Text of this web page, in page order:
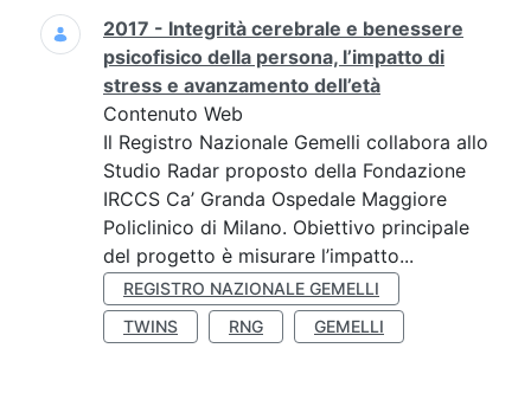
Ricerca
2017 - Integrità cerebrale e benessere
psicofisico della persona, l’impatto di
stress e avanzamento dell’età
Contenuto Web
Il Registro Nazionale Gemelli collabora allo
Studio Radar proposto della Fondazione
IRCCS Ca’ Granda Ospedale Maggiore
Policlinico di Milano. Obiettivo principale
del progetto è misurare l’impatto...
REGISTRO NAZIONALE GEMELLI
TWINS
RNG GEMELLI